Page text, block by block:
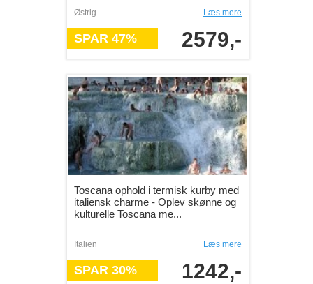
Østrig Læs mere
SPAR 47% 2579,-
Toscana ophold i termisk kurby med
italiensk charme - Oplev skønne og
kulturelle Toscana me...
Italien Læs mere
SPAR 30% 1242,-